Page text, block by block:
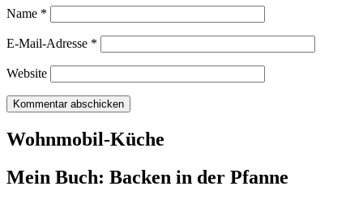
Name *
E-Mail-Adresse *
Website
Wohnmobil-Küche
Mein Buch: Backen in der Pfanne